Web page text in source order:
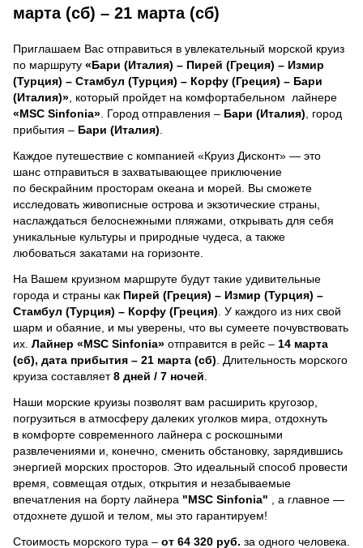
марта (сб) – 21 марта (сб)
Приглашаем Вас отправиться в увлекательный морской круиз
по маршруту «Бари (Италия) – Пирей (Греция) – Измир
(Турция) – Стамбул (Турция) – Корфу (Греция) – Бари
(Италия)» , который пройдет на комфортабельном лайнере
«MSC Sinfonia» . Город отправления – Бари (Италия) , город
прибытия – Бари (Италия)
Каждое путешествие с компанией «Круиз Дисконт» — это
шанс отправиться в захватывающее приключение
по бескрайним просторам океана и морей. Вы сможете
исследовать живописные острова и экзотические страны,
наслаждаться белоснежными пляжами, открывать для себя
уникальные культуры и природные чудеса, а также
любоваться закатами на горизонте.
На Вашем круизном маршруте будут такие удивительные
города и страны как Пирей (Греция) – Измир (Турция) –
Стамбул (Турция) – Корфу (Греция) . У каждого из них свой
шарм и обаяние, и мы уверены, что вы сумеете почувствовать
их. Лайнер «MSC Sinfonia» отправится в рейс – 14 марта
(сб), дата прибытия – 21 марта (сб) . Длительность морского
круиза составляет8 дней / 7 ночей
Наши морские круизы позволят вам расширить кругозор,
погрузиться в атмосферу далеких уголков мира, отдохнуть
в комфорте современного лайнера с роскошными
развлечениями и, конечно, сменить обстановку, зарядившись
энергией морских просторов. Это идеальный способ провести
время, совмещая отдых, открытия и незабываемые
впечатления на борту лайнера "MSC Sinfonia"
, a главное —
отдохнете душой и телом, мы это гарантируем!
Стоимость морского тура – от 64 320 руб. за одного человека.